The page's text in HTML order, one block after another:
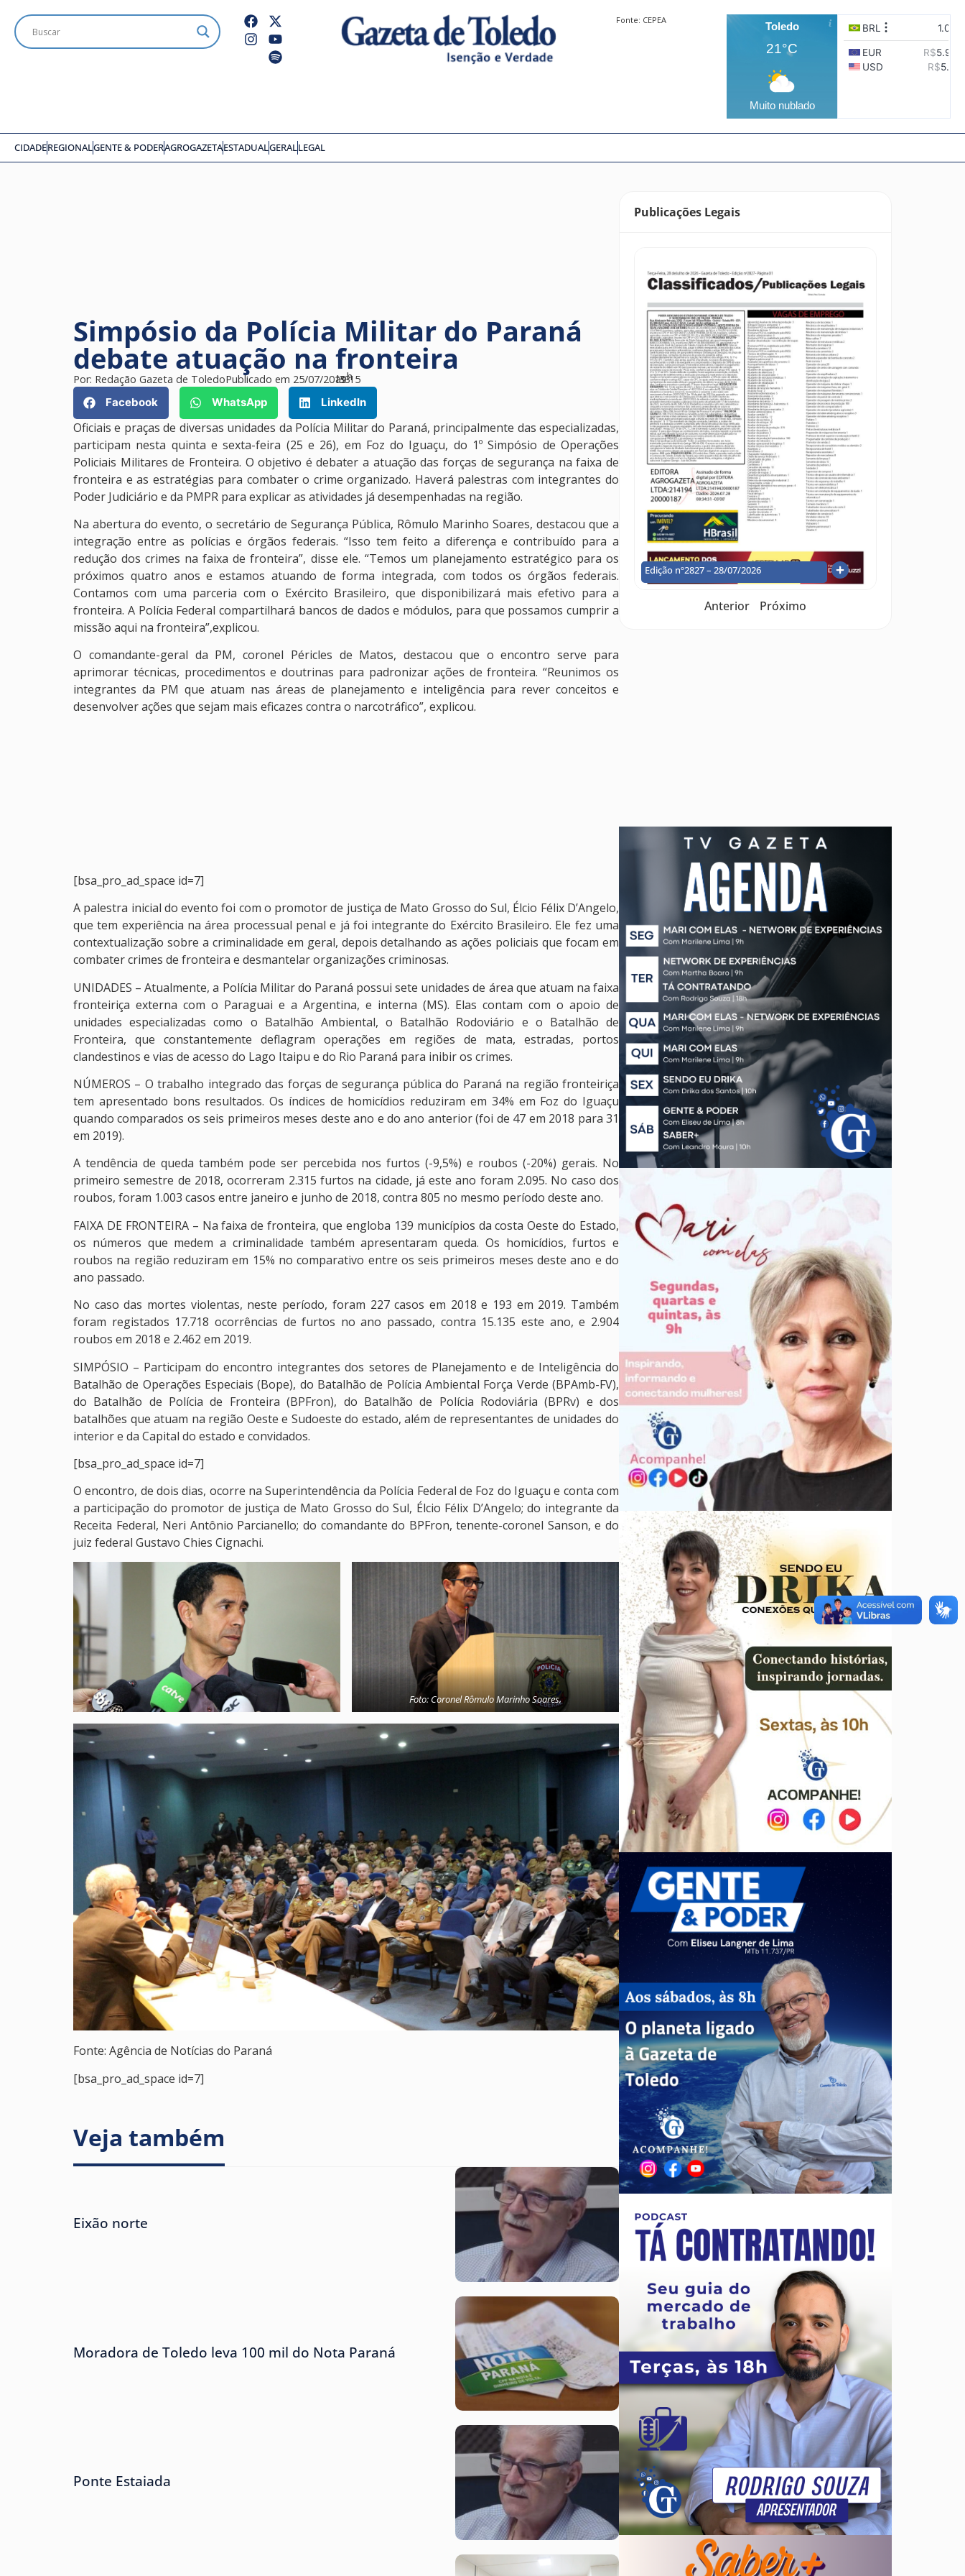
Fonte: CEPEA
Toledo
21°C
Muito nublado
CIDADEREGIONALGENTE & PODERAGROGAZETAESTADUALGERALLEGAL
Simpósio da Polícia Militar do Paraná
debate atuação na fronteira
Por: Redação Gazeta de ToledoPublicado em 25/07/2019
às15
h
33
Facebook
WhatsApp LinkedIn
Oficiais e praças de diversas unidades da Polícia Militar do Paraná, principalmente das especializadas,
participam nesta quinta e sexta-feira (25 e 26), em Foz do Iguaçu, do 1º Simpósio de Operações
Policiais Militares de Fronteira. O objetivo é debater a atuação das forças de segurança na faixa de
fronteira e as estratégias para combater o crime organizado. Haverá palestras com integrantes do
Poder Judiciário e da PMPR para explicar as atividades já desempenhadas na região.
Na abertura do evento, o secretário de Segurança Pública, Rômulo Marinho Soares, destacou que a
integração entre as polícias e órgãos federais. “Isso tem feito a diferença e contribuído para a
redução dos crimes na faixa de fronteira”, disse ele. “Temos um planejamento estratégico para os
próximos quatro anos e estamos atuando de forma integrada, com todos os órgãos federais.
Contamos com uma parceria com o Exército Brasileiro, que disponibilizará mais efetivo para a
fronteira. A Polícia Federal compartilhará bancos de dados e módulos, para que possamos cumprir a
missão aqui na fronteira”,explicou.
O comandante-geral da PM, coronel Péricles de Matos, destacou que o encontro serve para
aprimorar técnicas, procedimentos e doutrinas para padronizar ações de fronteira. “Reunimos os
integrantes da PM que atuam nas áreas de planejamento e inteligência para rever conceitos e
desenvolver ações que sejam mais eficazes contra o narcotráfico”, explicou.
[bsa_pro_ad_space id=7]
A palestra inicial do evento foi com o promotor de justiça de Mato Grosso do Sul, Élcio Félix D’Angelo,
que tem experiência na área processual penal e já foi integrante do Exército Brasileiro. Ele fez uma
contextualização sobre a criminalidade em geral, depois detalhando as ações policiais que focam em
combater crimes de fronteira e desmantelar organizações criminosas.
UNIDADES – Atualmente, a Polícia Militar do Paraná possui sete unidades de área que atuam na faixa
fronteiriça externa com o Paraguai e a Argentina, e interna (MS). Elas contam com o apoio de
unidades especializadas como o Batalhão Ambiental, o Batalhão Rodoviário e o Batalhão de
Fronteira, que constantemente deflagram operações em regiões de mata, estradas, portos
clandestinos e vias de acesso do Lago Itaipu e do Rio Paraná para inibir os crimes.
NÚMEROS – O trabalho integrado das forças de segurança pública do Paraná na região fronteiriça
tem apresentado bons resultados. Os índices de homicídios reduziram em 34% em Foz do Iguaçu
quando comparados os seis primeiros meses deste ano e do ano anterior (foi de 47 em 2018 para 31
em 2019).
A tendência de queda também pode ser percebida nos furtos (-9,5%) e roubos (-20%) gerais. No
primeiro semestre de 2018, ocorreram 2.315 furtos na cidade, já este ano foram 2.095. No caso dos
roubos, foram 1.003 casos entre janeiro e junho de 2018, contra 805 no mesmo período deste ano.
FAIXA DE FRONTEIRA – Na faixa de fronteira, que engloba 139 municípios da costa Oeste do Estado,
os números que medem a criminalidade também apresentaram queda. Os homicídios, furtos e
roubos na região reduziram em 15% no comparativo entre os seis primeiros meses deste ano e do
ano passado.
No caso das mortes violentas, neste período, foram 227 casos em 2018 e 193 em 2019. Também
foram registados 17.718 ocorrências de furtos no ano passado, contra 15.135 este ano, e 2.904
roubos em 2018 e 2.462 em 2019.
SIMPÓSIO – Participam do encontro integrantes dos setores de Planejamento e de Inteligência do
Batalhão de Operações Especiais (Bope), do Batalhão de Polícia Ambiental Força Verde (BPAmb-FV),
do Batalhão de Polícia de Fronteira (BPFron), do Batalhão de Polícia Rodoviária (BPRv) e dos
batalhões que atuam na região Oeste e Sudoeste do estado, além de representantes de unidades do
interior e da Capital do estado e convidados.
[bsa_pro_ad_space id=7]
O encontro, de dois dias, ocorre na Superintendência da Polícia Federal de Foz do Iguaçu e conta com
a participação do promotor de justiça de Mato Grosso do Sul, Élcio Félix D’Angelo; do integrante da
Receita Federal, Neri Antônio Parcianello; do comandante do BPFron, tenente-coronel Sanson, e do
juiz federal Gustavo Chies Cignachi.
Foto: Coronel Rômulo Marinho Soares,
Fonte: Agência de Notícias do Paraná
[bsa_pro_ad_space id=7]
Veja também
Eixão norte
Moradora de Toledo leva 100 mil do Nota Paraná
Ponte Estaiada
Publicações Legais
Edição nº2827 – 28/07/2026
Anterior Próximo